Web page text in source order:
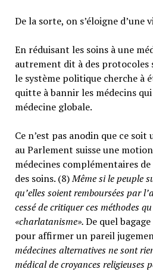
De la sorte, on s’éloigne d’une
En réduisant les soins à une
autrement dit à des protocoles
le système politique cherche à
quitte à bannir les médecins
médecine globale.
Ce n’est pas anodin que ce
au Parlement suisse une
médecines complémentaires
des soins. (8)Même si le peuple
qu’elles soient remboursées par
cessé de critiquer ces méthodes
«charlatanisme».De quel
pour affirmer un pareil
médecines alternatives ne sont
médical de croyances religieuses